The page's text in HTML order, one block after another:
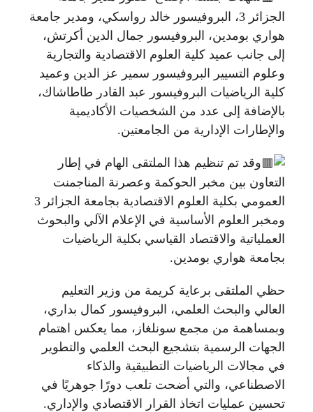
الجزائر 3، البروفيسور خالد رواسكي، ومدير جامعة
هواري بومدين، البروفيسور جمال الدين أكرتش،
إلى جانب عميد كلية العلوم الاقتصادية والتجارية
وعلوم التسيير البروفيسور سمير عز الدين وعميد
كلية الرياضيات البروفيسور عبد القادر طاطاشاك،
بالإضافة إلى عدد من الشخصيات الأكاديمية
والإطارات الإدارية من الجامعتين.
وقد تم تنظيم هذا الملتقى الهام في إطار
التعاون بين مخبر الحوكمة وعصرنة المناجمنت
العمومي بكلية العلوم الاقتصادية بجامعة الجزائر 3
ومخبر العلوم الأساسية في الإعلام الآلي والبحوث
العملياتية والاقتصاد القياسي بكلية الرياضيات
بجامعة هواري بومدين.
حظي الملتقى برعاية كريمة من وزير التعليم
العالي والبحث العلمي، البروفيسور كمال بداري،
وبمساهمة من مجمع سونلغاز، مما يعكس اهتمام
الجهات الرسمية بتشجيع البحث العلمي والتطوير
في مجالات الرياضيات التطبيقية والذكاء
الاصطناعي، والتي أضحت تلعب دورًا جوهريًا في
تحسين عمليات اتخاذ القرار الاقتصادي والإداري.